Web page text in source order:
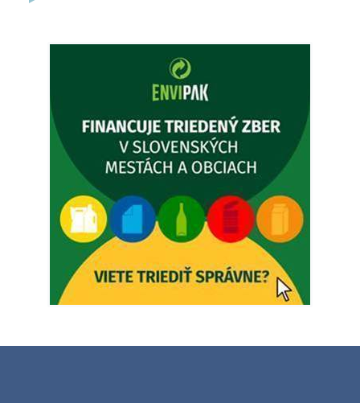
budeZATVORENÁ z dôvodu čerpania dovolenky. Akútne
prípady bude riešiť MUDr.Fisch…
Zajtrajší zvoz odpadu
Vážený občan, zajtra 5. 8. sa bude zvážať komunálny odpad.
4. augusta 2026 15:30
Dnešný zvoz odpadu
Vážený občan, dnes 5. 8. sa zváža komunálny odpad.
5. augusta 2026 05:00